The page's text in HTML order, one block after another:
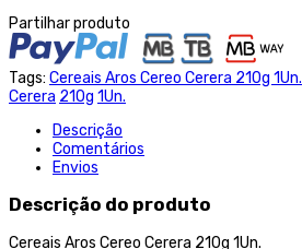
Partilhar produto
Tags: Cereais Aros Cereo Cerera 210g 1Un.
Cerera 210g 1Un.
Descrição
Comentários
Envios
Descrição do produto
Cereais Aros Cereo Cerera 210g 1Un.